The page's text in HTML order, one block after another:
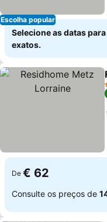
Escolha popular
Selecione as datas
exatos.
De € 62
Consulte os preços de